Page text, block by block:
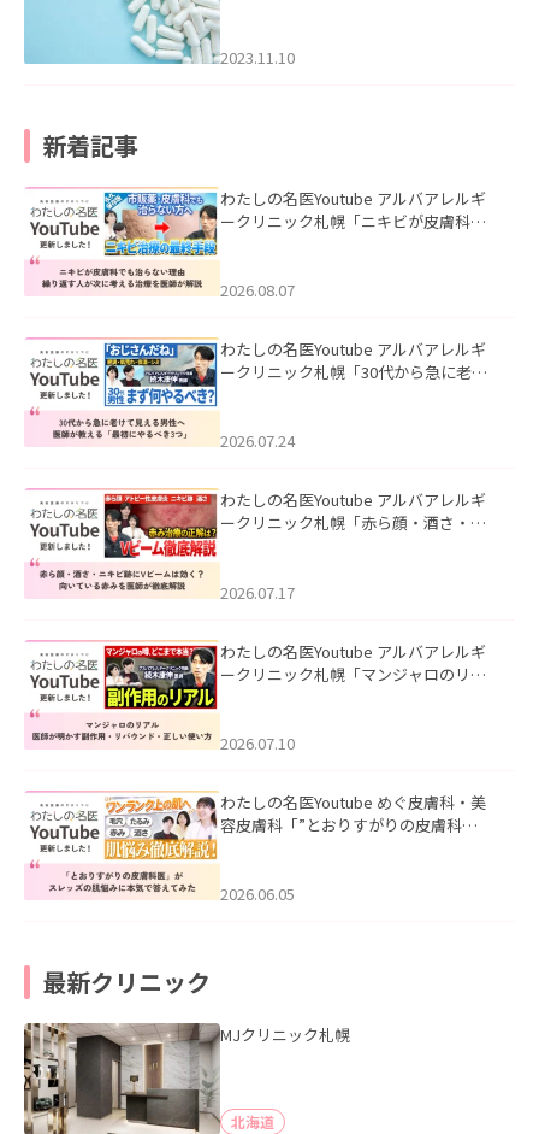
2023.11.10
新着記事
わたしの名医Youtube アルバアレルギ
ークリニック札幌「ニキビが皮膚科で
ました。
2026.08.07
わたしの名医Youtube アルバアレルギ
ークリニック札幌「30代から急に老け
た。
2026.07.24
わたしの名医Youtube アルバアレルギ
ークリニック札幌「赤ら顔・酒さ・ニ
した。
2026.07.17
わたしの名医Youtube アルバアレルギ
ークリニック札幌「マンジャロのリア
た。
2026.07.10
わたしの名医Youtube めぐ皮膚科・美
容皮膚科「”とおりすがりの皮膚科
2026.06.05
最新クリニック
MJクリニック札幌
北海道